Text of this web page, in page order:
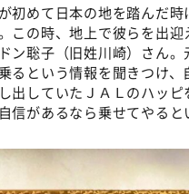
初めて日本の地を踏んだ
この時、地上で彼らを出
ン聡子（旧姓川崎）さん
るという情報を聞きつけ
出していたＪＡＬのハッ
信があるなら乗せてやると